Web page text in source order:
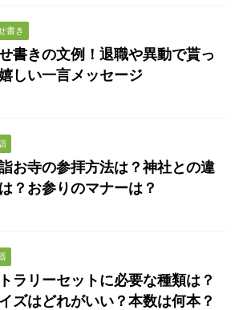
書き
書きの文例！退職や異動で貰っ
しい一言メッセージ
お寺の参拝方法は？神社との違
？お参りのマナーは？
ラリーセットに必要な種類は？
ズはどれがいい？本数は何本？